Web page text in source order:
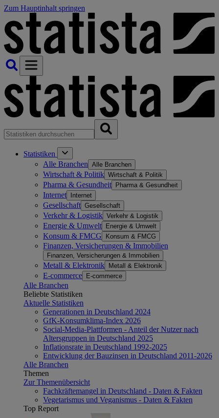
Zum Hauptinhalt springen
Statistiken
Alle Branchen Alle Branchen
Wirtschaft & Politik Wirtschaft & Politik
Pharma & Gesundheit Pharma & Gesundheit
Internet Internet
Gesellschaft Gesellschaft
Verkehr & Logistik Verkehr & Logistik
Energie & Umwelt Energie & Umwelt
Konsum & FMCG Konsum & FMCG
Finanzen, Versicherungen & Immobilien
Finanzen, Versicherungen & Immobilien
Metall & Elektronik Metall & Elektronik
E-commerce E-commerce
Alle Branchen
Beliebte Statistiken
Aktuelle Statistiken
Generationen in Deutschland 2024
GfK-Konsumklima-Index 2026
Social-Media-Plattformen - Anteil der Nutzer nach
Altersgruppen in Deutschland 2025
Inflationsrate in Deutschland 1992-2025
Entwicklung der Bauzinsen in Deutschland 2011-2026
Alle Branchen
Themen
Zur Themenübersicht
Fachkräftemangel in Deutschland - Daten & Fakten
Vegetarismus und Veganismus - Daten & Fakten
Top Report